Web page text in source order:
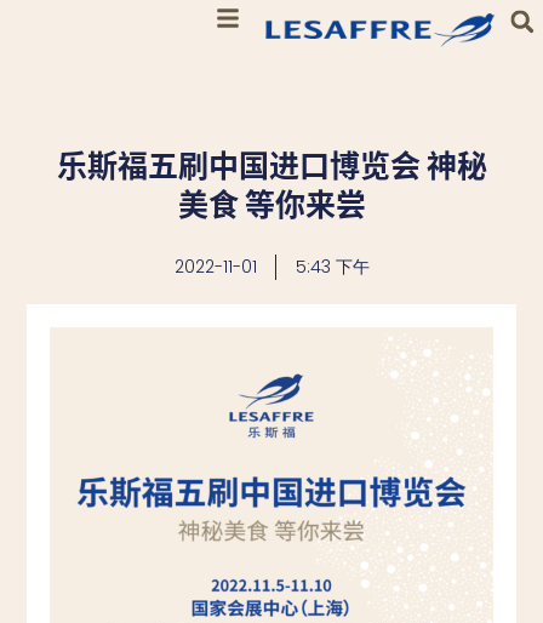
乐斯福五刷中国进口博览会 神秘
美食 等你来尝
2022-11-01 5:43 下午